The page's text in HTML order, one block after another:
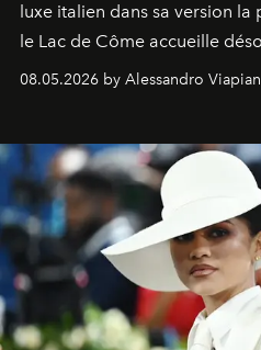
luxe italien dans sa version
le Lac de Côme accueille
signe un takeover entre
fragrances. L’une des
08.05.2026 by Alessandro